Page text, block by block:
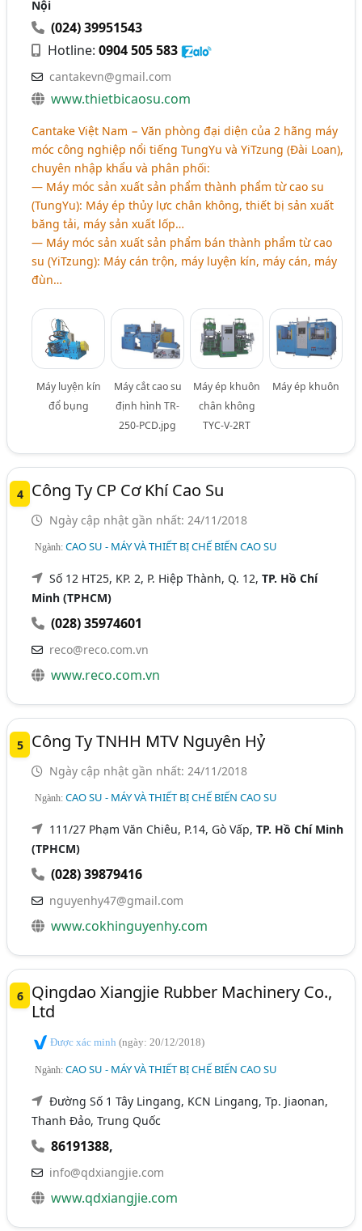
Nội
(024) 39951543
Hotline:0904 505 583
cantakevn@gmail.com
www.thietbicaosu.com
Cantake Việt Nam − Văn phòng đại diện của 2 hãng máy
móc công nghiệp nổi tiếng TungYu và YiTzung (Đài Loan),
chuyên nhập khẩu và phân phối:
― Máy móc sản xuất sản phẩm thành phẩm từ cao su
(TungYu): Máy ép thủy lực chân không, thiết bị sản xuất
băng tải, máy sản xuất lốp…
― Máy móc sản xuất sản phẩm bán thành phẩm từ cao
su (YiTzung): Máy cán trộn, máy luyện kín, máy cán, máy
đùn…
Máy luyện kín
đổ bụng
Máy cắt cao su
định hình TR-
250-PCD.jpg
Máy ép khuôn
chân không
TYC-V-2RT
Máy ép khuôn
4 Công Ty CP Cơ Khí Cao Su
Ngày cập nhật gần nhất: 24/11/2018
Ngành:CAO SU - MÁY VÀ THIẾT BỊ CHẾ BIẾN CAO SU
Số 12 HT25, KP. 2, P. Hiệp Thành, Q. 12,TP. Hồ Chí
Minh (TPHCM)
(028) 35974601
reco@reco.com.vn
www.reco.com.vn
5 Công Ty TNHH MTV Nguyên Hỷ
Ngày cập nhật gần nhất: 24/11/2018
Ngành:CAO SU - MÁY VÀ THIẾT BỊ CHẾ BIẾN CAO SU
111/27 Phạm Văn Chiêu, P.14, Gò Vấp,TP. Hồ Chí Minh
(TPHCM)
(028) 39879416
nguyenhy47@gmail.com
www.cokhinguyenhy.com
6
Qingdao Xiangjie Rubber Machinery Co.,
Ltd
Được xác minh(ngày: 20/12/2018)
Ngành:CAO SU - MÁY VÀ THIẾT BỊ CHẾ BIẾN CAO SU
Đường Số 1 Tây Lingang, KCN Lingang, Tp. Jiaonan,
Thanh Đảo, Trung Quốc
86191388,
info@qdxiangjie.com
www.qdxiangjie.com